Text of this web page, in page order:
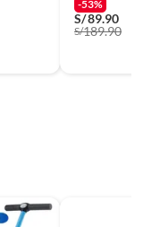
-53%
S/89.90
S/189.90